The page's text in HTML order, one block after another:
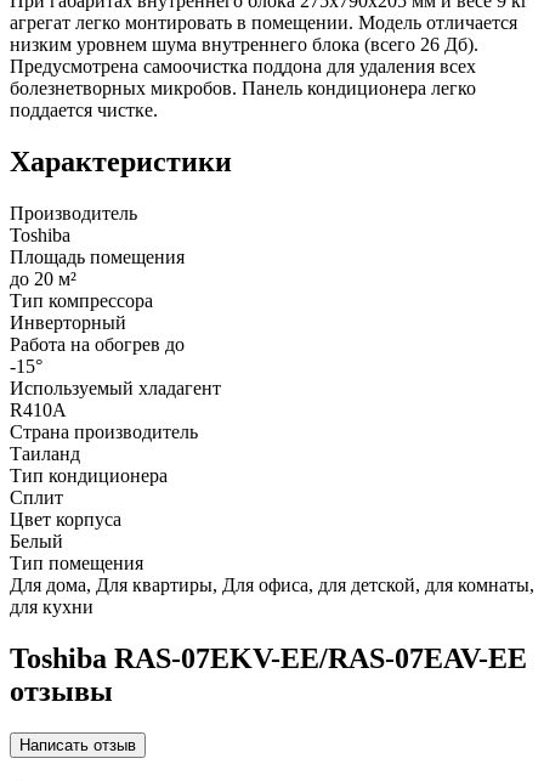
агрегат легко монтировать в помещении. Модель отличается
низким уровнем шума внутреннего блока (всего 26 Дб).
Предусмотрена самоочистка поддона для удаления всех
болезнетворных микробов. Панель кондиционера легко
поддается чистке.
Характеристики
Производитель
Toshiba
Площадь помещения
до 20 м²
Тип компрессора
Инверторный
Работа на обогрев до
-15°
Используемый хладагент
R410A
Страна производитель
Таиланд
Тип кондиционера
Сплит
Цвет корпуса
Белый
Тип помещения
Для дома, Для квартиры, Для офиса, для детской, для комнаты,
для кухни
Toshiba RAS-07EKV-EE/RAS-07EAV-EE
отзывы